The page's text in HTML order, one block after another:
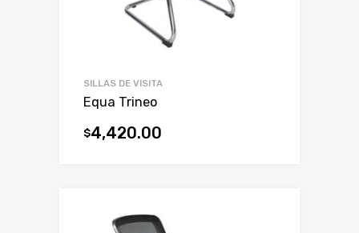
SILLAS DE VISITA
Equa Trineo
$4,420.00